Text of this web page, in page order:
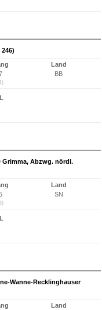
Land
BB
Grimma, Abzwg. nördl.
Land
SN
Wanne-Recklinghauser
Land